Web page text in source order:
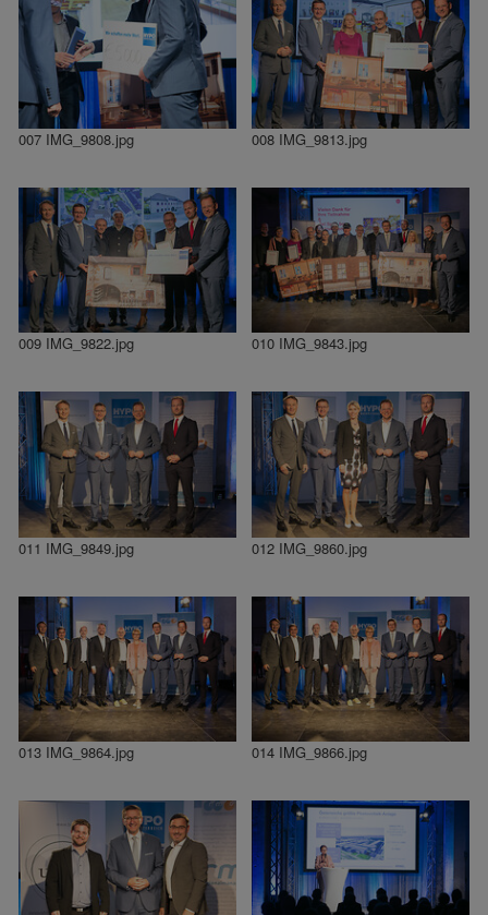
007 IMG_9808.jpg 008 IMG_9813.jpg
009 IMG_9822.jpg 010 IMG_9843.jpg
011 IMG_9849.jpg 012 IMG_9860.jpg
013 IMG_9864.jpg 014 IMG_9866.jpg